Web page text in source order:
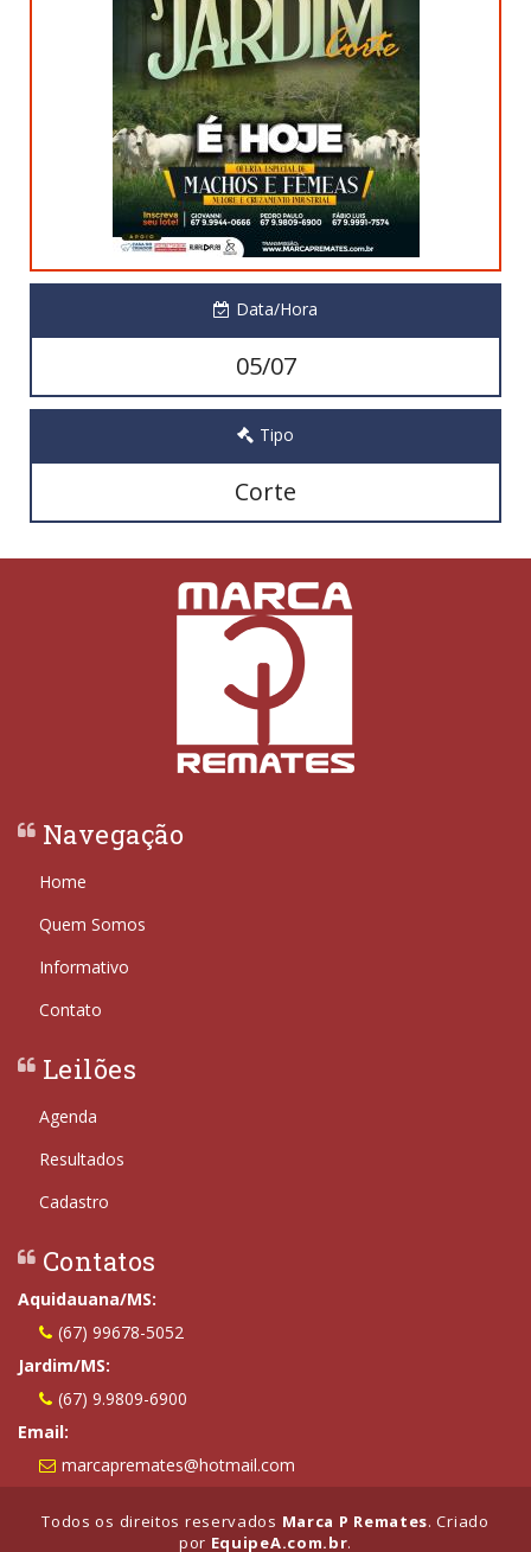
Data/Hora
05/07
Tipo
Corte
Navegação
Home
Quem Somos
Informativo
Contato
Leilões
Agenda
Resultados
Cadastro
Contatos
Aquidauana/MS:
(67) 99678-5052
Jardim/MS:
(67) 9.9809-6900
Email:
marcapremates@hotmail.com
Todos os direitos reservados Marca P Remates. Criado
por EquipeA.com.br.